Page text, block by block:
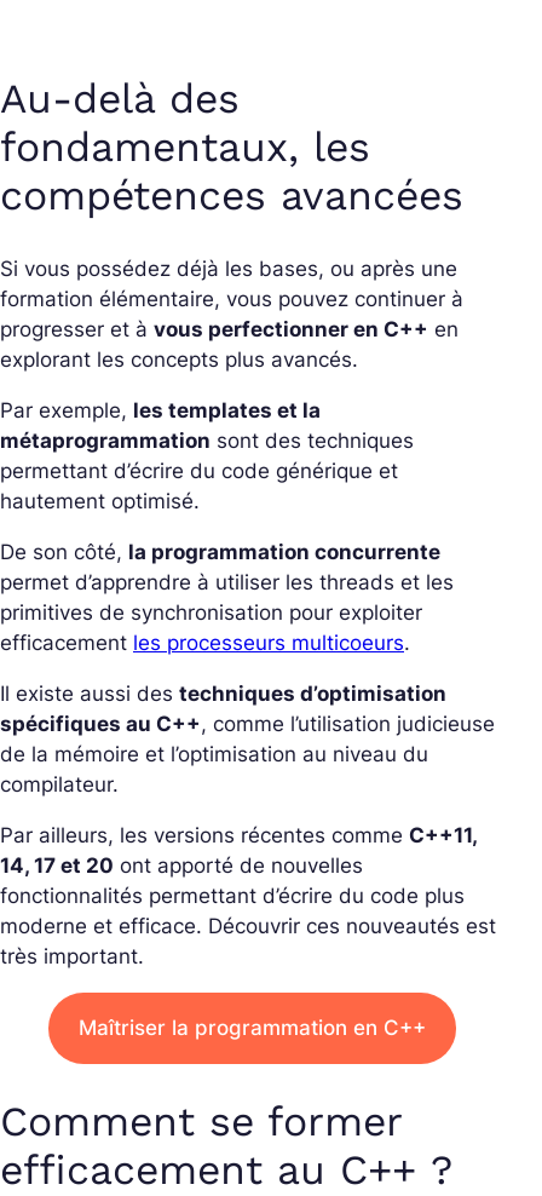
Au-delà des
fondamentaux, les
compétences avancées
Si vous possédez déjà les bases, ou après une
formation élémentaire, vous pouvez continuer à
progresser et à vous perfectionner en C++ en
explorant les concepts plus avancés.
Par exemple, les templates et la
métaprogrammation sont des techniques
permettant d’écrire du code générique et
hautement optimisé.
De son côté, la programmation concurrente
permet d’apprendre à utiliser les threads et les
primitives de synchronisation pour exploiter
efficacement les processeurs multicoeurs.
Il existe aussi des techniques d’optimisation
spécifiques au C++, comme l’utilisation judicieuse
de la mémoire et l’optimisation au niveau du
compilateur.
Par ailleurs, les versions récentes comme C++11,
14, 17 et 20 ont apporté de nouvelles
fonctionnalités permettant d’écrire du code plus
moderne et efficace. Découvrir ces nouveautés est
très important.
Maîtriser la programmation en C++
Comment se former
efficacement au C++ ?